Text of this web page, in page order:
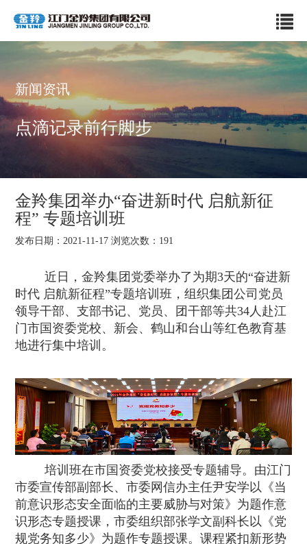
新闻资讯
点滴记录前行脚步
金羚集团举办“奋进新时代 启航新征
程” 专题培训班
发布日期：2021-11-17 浏览次数： 191
近日，金羚集团党委举办了为期3天的“奋进新
时代 启航新征程”专题培训班，组织集团公司党员
领导干部、支部书记、党员、团干部等共34人赴江
门市国资委党校、新会、鹤山和台山等红色教育基
地进行集中培训。
培训班在市国资委党校接受专题辅导。由江门
市委宣传部副部长、市委网信办主任尹安学以《当
前意识形态安全面临的主要威胁与对策》为题作意
识形态专题授课，市委组织部张学文副科长以《党
规党务知多少》为题作专题授课。课程紧扣新形势